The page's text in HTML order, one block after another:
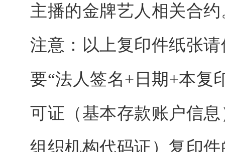
主播的金牌艺人相关合约
注意：以上复印件纸张请
要“法人签名+日期+本复
可证（基本存款账户信
组织机构代码证）复印